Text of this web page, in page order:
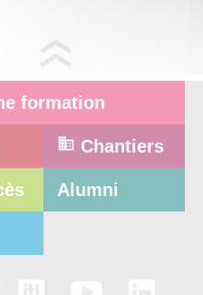
formation
Chantiers
Alumni